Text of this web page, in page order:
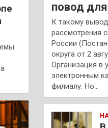
повод
К такому
рассмотрения
России
округа от 2
Организация в
электронным
филиалу. Но…